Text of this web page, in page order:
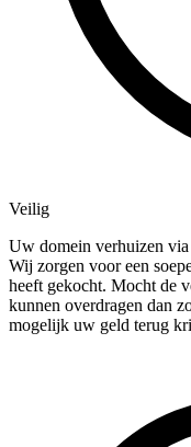
Veilig
Uw domein verhuizen
Wij zorgen voor een
heeft gekocht. Mocht de
kunnen overdragen dan
mogelijk uw geld terug